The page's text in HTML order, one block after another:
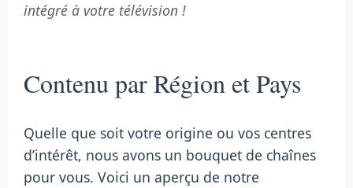
intégré à votre télévision !
Contenu par Région et Pays
Quelle que soit votre origine ou vos centres
d’intérêt, nous avons un bouquet de chaînes
pour vous. Voici un aperçu de notre